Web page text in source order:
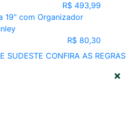
R$ 493,99
19" com Organizador
R$ 80,30
SUDESTE CONFIRA AS REGRAS